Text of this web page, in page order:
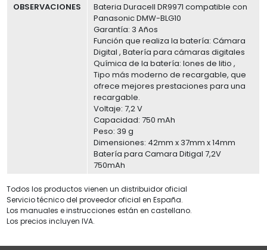
OBSERVACIONES
Bateria Duracell DR9971 compatible con
Panasonic DMW-BLG10
Garantía: 3 Años
Función que realiza la batería: Cámara
Digital , Batería para cámaras digitales
Química de la batería: Iones de litio ,
Tipo más moderno de recargable, que
ofrece mejores prestaciones para una
recargable.
Voltaje: 7,2 V
Capacidad: 750 mAh
Peso: 39 g
Dimensiones: 42mm x 37mm x 14mm
Batería para Camara Ditigal 7,2V
750mAh
Todos los productos vienen un distribuidor oficial
Servicio técnico del proveedor oficial en España.
Los manuales e instrucciones están en castellano.
Los precios incluyen IVA.